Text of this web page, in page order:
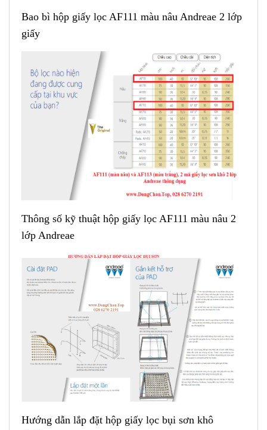
Bao bì hộp giấy lọc AF111 màu nâu Andreae 2 lớp
giấy
Thông số kỹ thuật hộp giấy lọc AF111 màu nâu 2
lớp Andreae
Hướng dẫn lắp đặt hộp giấy lọc bụi sơn khô